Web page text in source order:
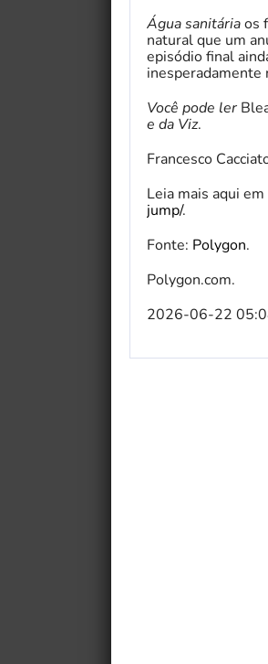
Água sanitáriaos
natural que um
episódio final
inesperadamente
Você pode ler
e da Viz.
Francesco
Leia mais aqui
jump/.
Fonte: Polygon.
Polygon.com.
2026-06-22